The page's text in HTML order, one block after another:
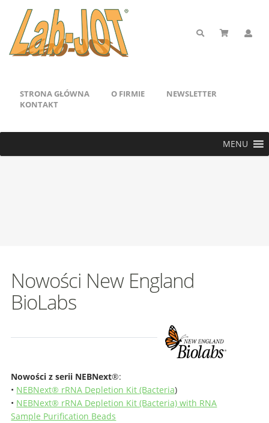
STRONA GŁÓWNA O FIRMIE
NEWSLETTER
KONTAKT
MENU
Nowości New England
BioLabs
Nowości z serii NEBNext®:
• NEBNext® rRNA Depletion Kit (Bacteria)
• NEBNext® rRNA Depletion Kit (Bacteria) with RNA
Sample Purification Beads